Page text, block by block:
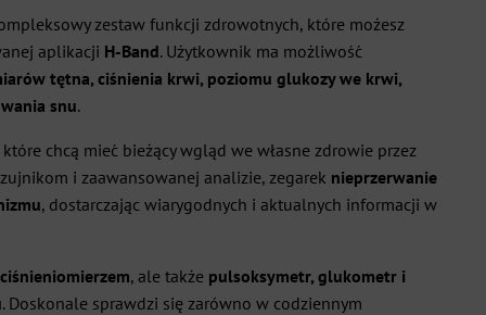
zestaw funkcji zdrowotnych, które możesz
aplikacji H-Band. Użytkownik ma możliwość
tętna, ciśnienia krwi, poziomu glukozy we krwi,
snu.
chcą mieć bieżący wgląd we własne zdrowie przez
i zaawansowanej analizie, zegarek nieprzerwanie
, dostarczając wiarygodnych i aktualnych informacji w
, ale także pulsoksymetr, glukometr i
. Doskonale sprawdzi się zarówno w codziennym